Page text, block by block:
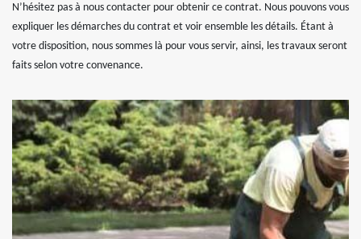
N’hésitez pas à nous contacter pour obtenir ce contrat. Nous pouvons vous
expliquer les démarches du contrat et voir ensemble les détails. Étant à
votre disposition, nous sommes là pour vous servir, ainsi, les travaux seront
faits selon votre convenance.